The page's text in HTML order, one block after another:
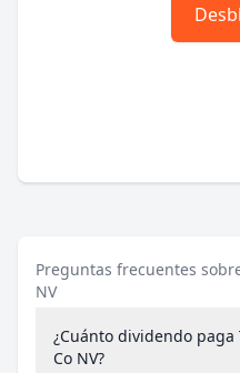
Preguntas frecuentes
NV
¿Cuánto dividendo
Co NV?